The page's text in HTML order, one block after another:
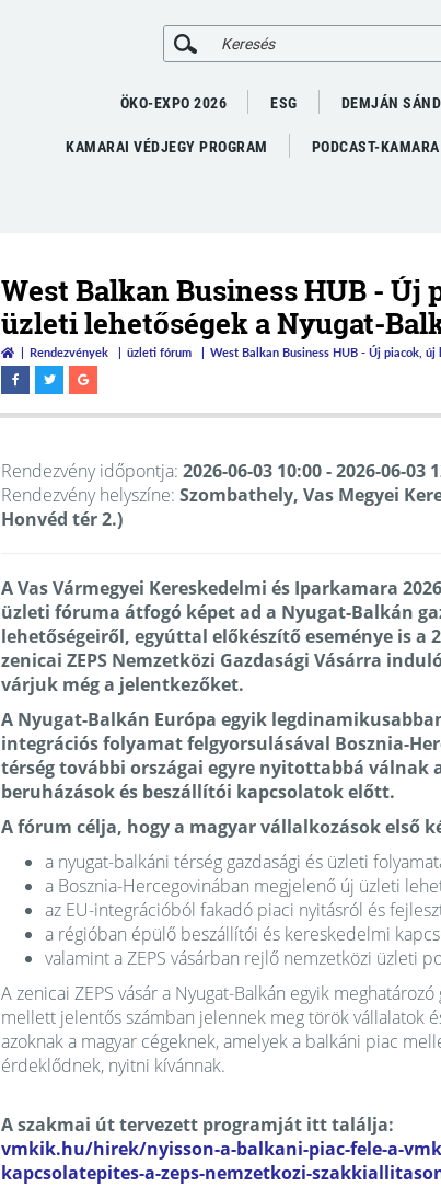
ÖKO-EXPO 2026 ESG DEMJÁN
KAMARAI VÉDJEGY PROGRAM PODCAST-
West Balkan Business HUB - Új
üzleti lehetőségek a Nyugat-
Rendezvények üzleti fórum West Balkan Business HUB - Új piacok,
Rendezvény időpontja: 2026-06-03 10:00- 2026-06-03
Rendezvény helyszíne: Szombathely, Vas Megyei
Honvéd tér 2.)
A Vas Vármegyei Kereskedelmi és Iparkamara
üzleti fóruma átfogó képet ad a Nyugat-Balkán
lehetőségeiről, egyúttal előkészítő eseménye is a
zenicai ZEPS Nemzetközi Gazdasági Vásárra
várjuk még a jelentkezőket.
A Nyugat-Balkán Európa egyik
integrációs folyamat felgyorsulásával Bosznia-
térség további országai egyre nyitottabbá válnak
beruházások és beszállítói kapcsolatok előtt.
A fórum célja, hogy a magyar vállalkozások első
a nyugat-balkáni térség gazdasági és üzleti
a Bosznia-Hercegovinában megjelenő új üzleti
az EU-integrációból fakadó piaci nyitásról és
a régióban épülő beszállítói és kereskedelmi
valamint a ZEPS vásárban rejlő nemzetközi üzleti
A zenicai ZEPS vásár a Nyugat-Balkán egyik
mellett jelentős számban jelennek meg török vállalatok
azoknak a magyar cégeknek, amelyek a balkáni piac
érdeklődnek, nyitni kívánnak.
A szakmai út tervezett programját itt találja:
vmkik.hu/hirek/nyisson-a-balkani-piac-fele-a-
kapcsolatepites-a-zeps-nemzetkozi-